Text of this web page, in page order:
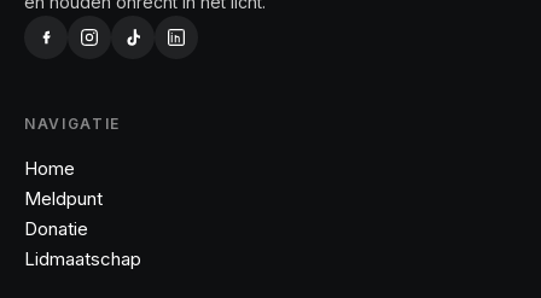
NAVIGATIE
Home
Meldpunt
Donatie
Lidmaatschap